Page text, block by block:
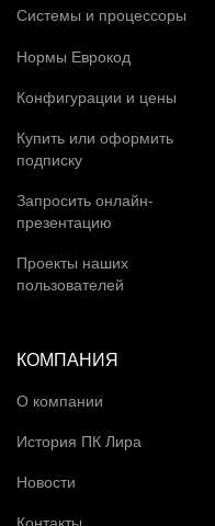
Системы и процессоры
Нормы Еврокод
Конфигурации и цены
Купить или оформить
подписку
Запросить онлайн-
презентацию
Проекты наших
пользователей
КОМПАНИЯ
О компании
История ПК Лира
Новости
Контакты